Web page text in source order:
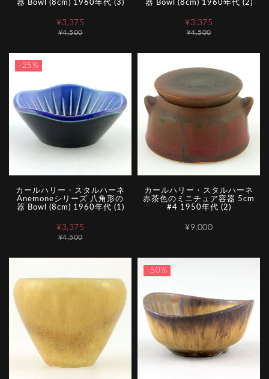
器 Bowl (8cm) 1960年代 (3)
¥4,500
¥3,375
器 Bowl (8cm) 1960年代 (2)
¥4,500
¥3,375
-25%
カールハリー・スタルハーネ
Anemoneシリーズ 八角形の
器 Bowl (8cm) 1960年代 (1)
¥4,500
¥3,375
カールハリー・スタルハーネ
赤茶色のミニチュア容器 5cm
#4 1950年代 (2)
¥9,000
-50%